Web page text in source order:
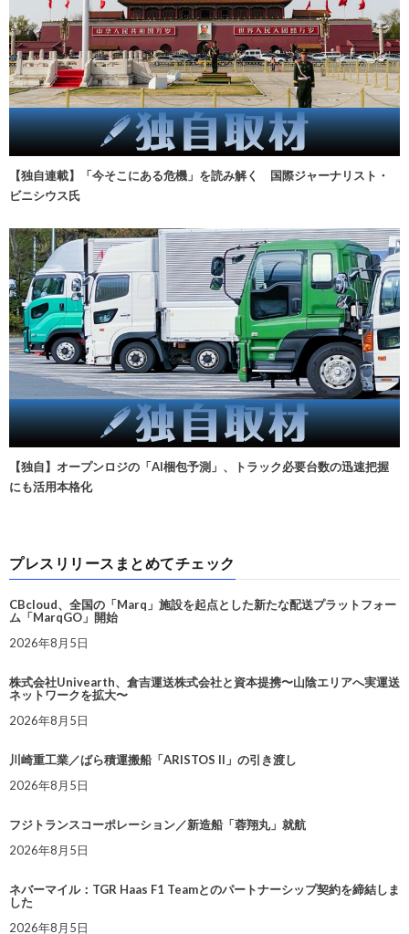
【独自連載】「今そこにある危機」を読み解く 国際ジャーナリスト・
ビニシウス氏
【独自】オープンロジの「AI梱包予測」、トラック必要台数の迅速把握
にも活用本格化
プレスリリースまとめてチェック
CBcloud、全国の「Marq」施設を起点とした新たな配送プラットフォー
ム「MarqGO」開始
2026年8月5日
株式会社Univearth、倉吉運送株式会社と資本提携〜山陰エリアへ実運送
ネットワークを拡大〜
2026年8月5日
川崎重工業／ばら積運搬船「ARISTOS II」の引き渡し
2026年8月5日
フジトランスコーポレーション／新造船「蓉翔丸」就航
2026年8月5日
ネバーマイル：TGR Haas F1 Teamとのパートナーシップ契約を締結しま
した
2026年8月5日